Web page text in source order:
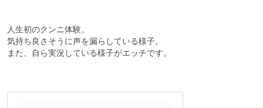
人生初のクンニ体験。
気持ち良さそうに声を漏らしている様子。
また、自ら実況している様子がエッチです。